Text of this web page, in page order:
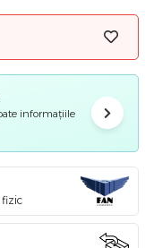
informațiile
fizic